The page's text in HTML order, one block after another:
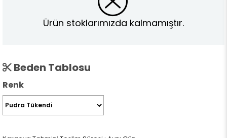
Ürün stoklarımızda kalmamıştır.
Beden Tablosu
Renk